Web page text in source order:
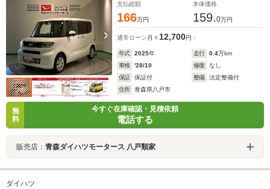
支払総額
166万円
本体価格
159.0万円
通常ローン 月々12,700円
年式 2025年 走行 0.4万km
車検
'28/10 修復
なし
保証
保証付 整備
法定整備付
住所
青森県八戸市
無
料
今すぐ在庫確認・見積依頼
電話する
販売店： 青森ダイハツモータース 八戸類家
ダイハツ